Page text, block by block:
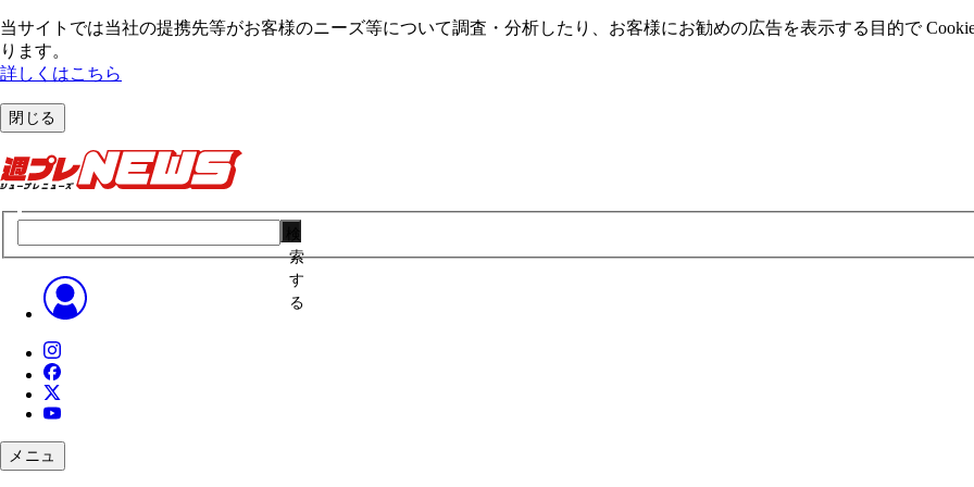
当サイトでは当社の提携先等がお客様のニーズ等について調査・分析したり、お客様にお勧めの広告を表⽰する⽬的で
ります。
詳しくはこちら
閉じる
索
す
る
メニュ